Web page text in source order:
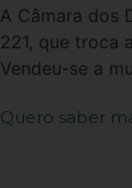
A Câmara dos
221, que troca
Vendeu-se a
Quero saber